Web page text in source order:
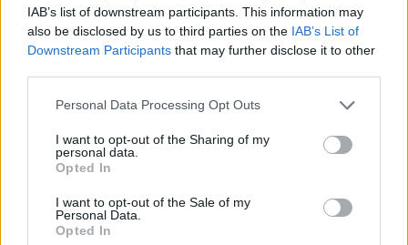
IAB’s list of downstream participants. This information may
also be disclosed by us to third parties on the IAB’s List of
Downstream Participants that may further disclose it to other
Personal Data Processing Opt Outs
I want to opt-out of the Sharing of my
personal data.
Opted In
I want to opt-out of the Sale of my
Personal Data.
Opted In